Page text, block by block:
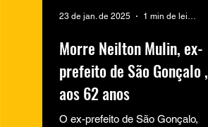
Morre Neilton Mulin, ex-
prefeito de São Gonçalo ,
aos 62 anos
O ex-prefeito de São Gonçalo,
23 de jan. de 2025